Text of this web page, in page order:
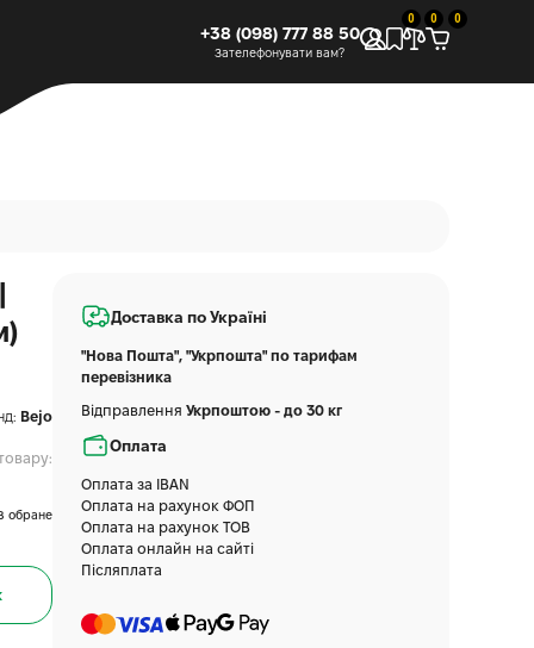
+38 (098) 777 88 50
Зателефонувати вам?
0 0 0
Bejo
обране
Доставка по Україні
"Нова Пошта", "Укрпошта" по тарифам
перевізника
Відправлення Укрпоштою - до 30 кг
Оплата
Оплата за IBAN
Оплата на рахунок ФОП
Оплата на рахунок ТОВ
Оплата онлайн на сайті
Післяплата